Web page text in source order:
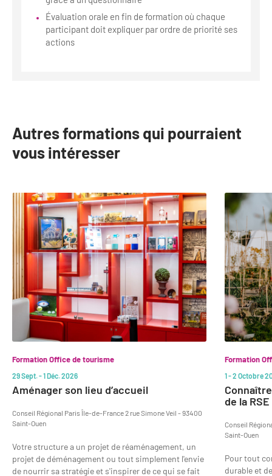
Évaluation orale en fin de formation où chaque
participant doit expliquer par ordre de priorité ses
actions
Autres formations qui pourraient
vous intéresser
slide
to
2
15
Formation Office de tourisme
29 Sept. - 1 Déc. 2026
Aménager son lieu d’accueil
Conseil Régional Paris Île-de-France 2 rue Simone Veil - 93400
Saint-Ouen
Votre structure a un projet de réaménagement, un
projet de déménagement ou tout simplement l'envie
de nourrir sa stratégie et s'inspirer de ce qui se fait
Formation
1 - 2 Octobre
de la RSE
Conseil
Saint-Ouen
Pour tout
durable et